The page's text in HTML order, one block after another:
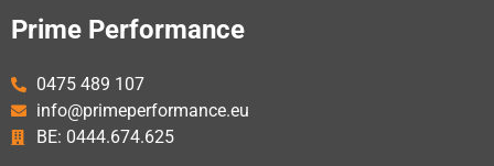
Prime Performance
0475 489 107
info@primeperformance.eu
BE: 0444.674.625